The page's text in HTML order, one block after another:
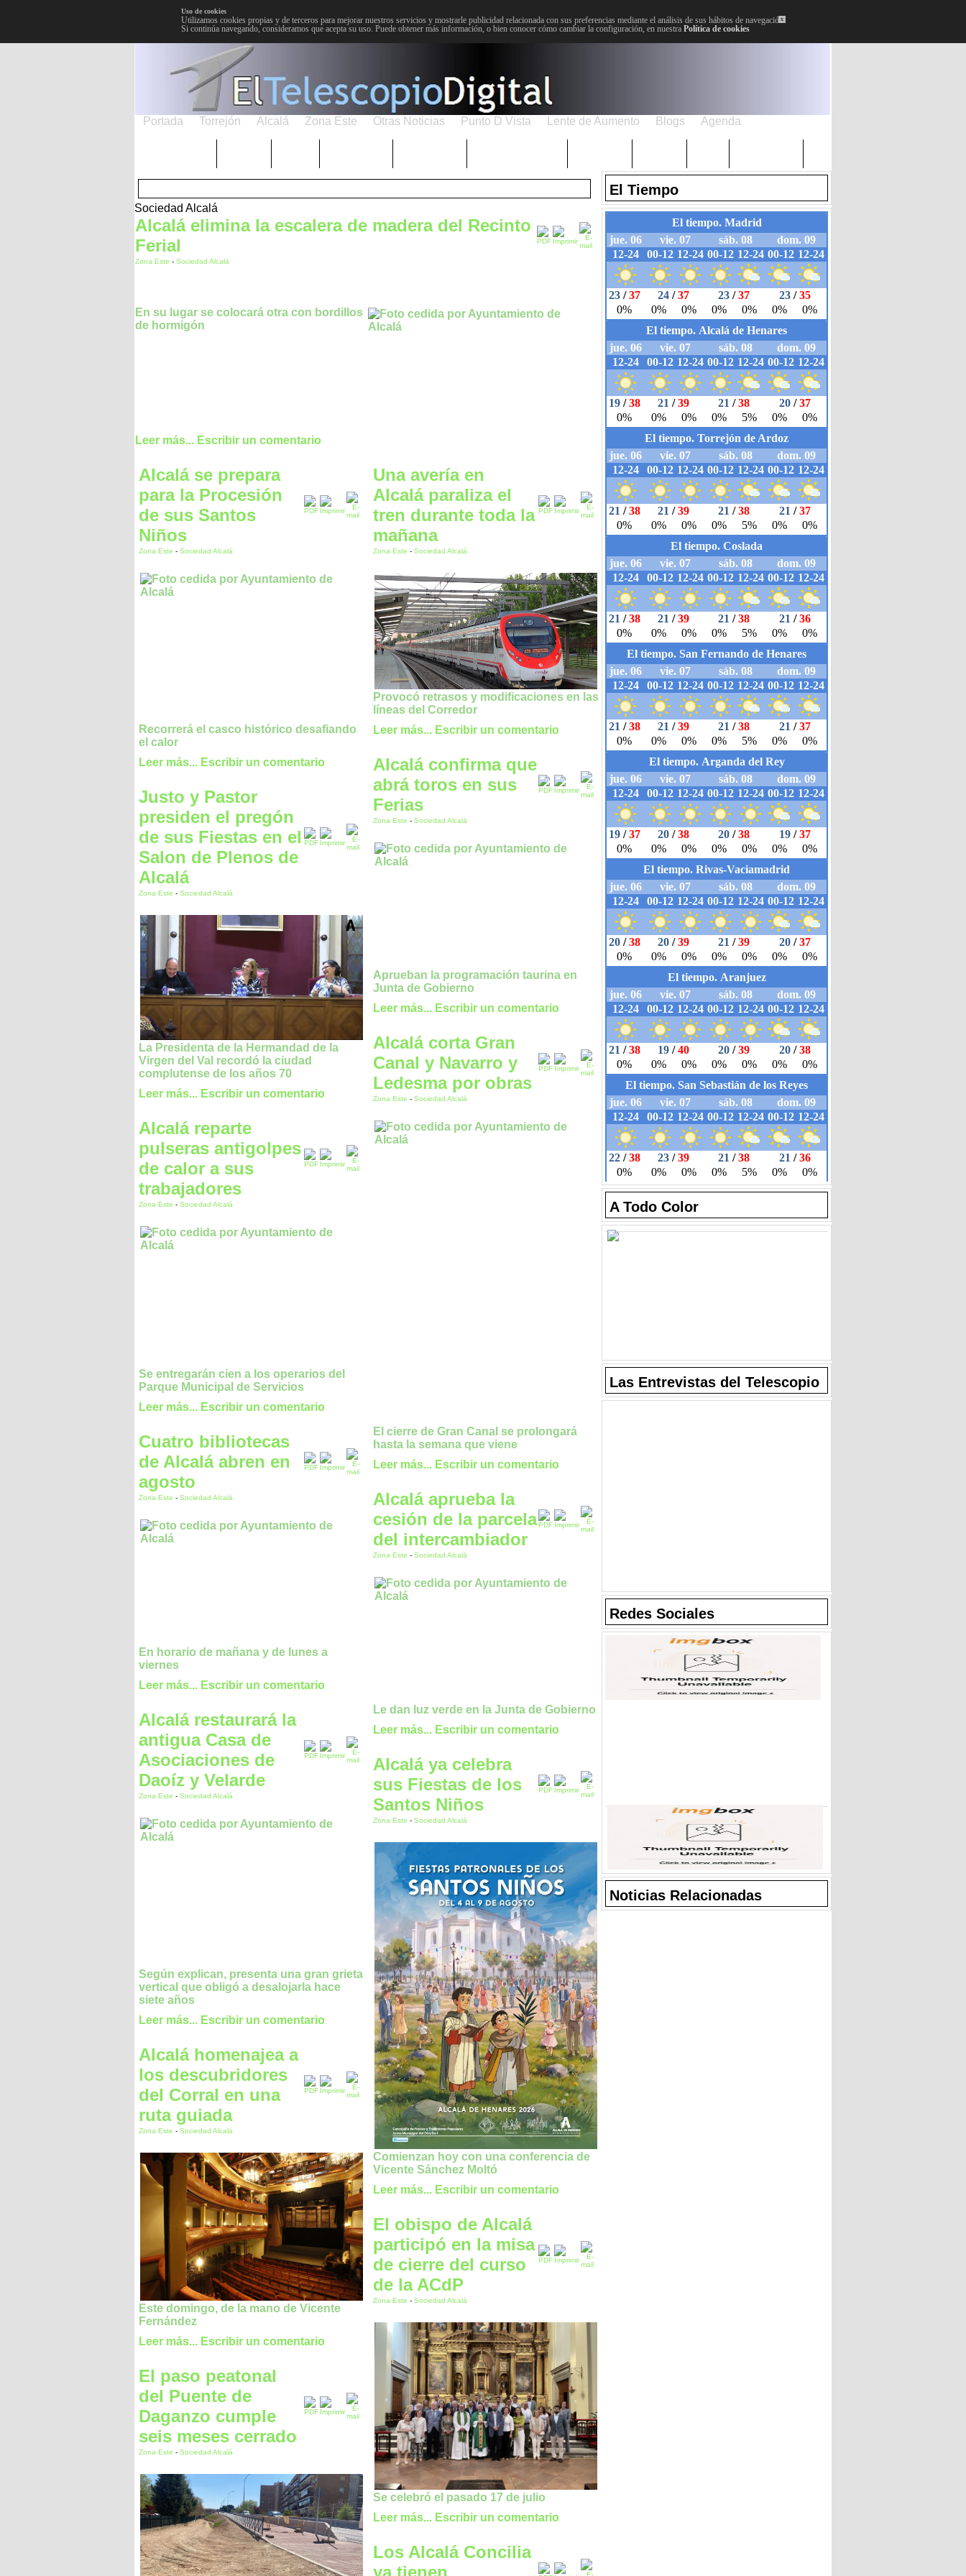
x
Uso de cookies
Utilizamos cookies propias y de terceros para mejorar nuestros servicios y mostrarle publicidad relacionada con sus preferencias mediante el análisis de sus hábitos de navegación.
Si continúa navegando, consideramos que acepta su uso. Puede obtener más información, o bien conocer cómo cambiar la configuración, en nuestra Política de cookies
Portada Torrejón Alcalá Zona Este Otras Noticias Punto D Vista Lente de Aumento Blogs Agenda
Sociedad Alcalá
Alcalá elimina la escalera de madera del Recinto
Ferial
Zona Este - Sociedad Alcalá
En su lugar se colocará otra con bordillos
de hormigón
Leer más... Escribir un comentario
Alcalá se prepara
para la Procesión
de sus Santos
Niños
Zona Este - Sociedad Alcalá
Recorrerá el casco histórico desafiando
el calor
Leer más... Escribir un comentario
Justo y Pastor
presiden el pregón
de sus Fiestas en el
Salon de Plenos de
Alcalá
Zona Este - Sociedad Alcalá
La Presidenta de la Hermandad de la
Virgen del Val recordó la ciudad
complutense de los años 70
Leer más... Escribir un comentario
Alcalá reparte
pulseras antigolpes
de calor a sus
trabajadores
Zona Este - Sociedad Alcalá
Se entregarán cien a los operarios del
Parque Municipal de Servicios
Leer más... Escribir un comentario
Cuatro bibliotecas
de Alcalá abren en
agosto
Zona Este - Sociedad Alcalá
En horario de mañana y de lunes a
viernes
Leer más... Escribir un comentario
Alcalá restaurará la
antigua Casa de
Asociaciones de
Daoíz y Velarde
Zona Este - Sociedad Alcalá
Según explican, presenta una gran grieta
vertical que obligó a desalojarla hace
siete años
Leer más... Escribir un comentario
Alcalá homenajea a
los descubridores
del Corral en una
ruta guiada
Zona Este - Sociedad Alcalá
Este domingo, de la mano de Vicente
Fernández
Leer más... Escribir un comentario
El paso peatonal
del Puente de
Daganzo cumple
seis meses cerrado
Zona Este - Sociedad Alcalá
Una avería en
Alcalá paraliza el
tren durante toda la
mañana
Zona Este - Sociedad Alcalá
Provocó retrasos y modificaciones en las
líneas del Corredor
Leer más... Escribir un comentario
Alcalá confirma que
abrá toros en sus
Ferias
Zona Este - Sociedad Alcalá
Aprueban la programación taurina en
Junta de Gobierno
Leer más... Escribir un comentario
Alcalá corta Gran
Canal y Navarro y
Ledesma por obras
Zona Este - Sociedad Alcalá
El cierre de Gran Canal se prolongará
hasta la semana que viene
Leer más... Escribir un comentario
Alcalá aprueba la
cesión de la parcela
del intercambiador
Zona Este - Sociedad Alcalá
Le dan luz verde en la Junta de Gobierno
Leer más... Escribir un comentario
Alcalá ya celebra
sus Fiestas de los
Santos Niños
Zona Este - Sociedad Alcalá
Comienzan hoy con una conferencia de
Vicente Sánchez Moltó
Leer más... Escribir un comentario
El obispo de Alcalá
participó en la misa
de cierre del curso
de la ACdP
Zona Este - Sociedad Alcalá
Se celebró el pasado 17 de julio
Leer más... Escribir un comentario
Los Alcalá Concilia
ya tienen
El Tiempo
A Todo Color
Las Entrevistas del Telescopio
Redes Sociales
Noticias Relacionadas